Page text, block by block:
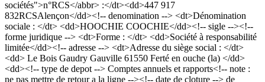
sociétés">n°RCS</abbr> :</dt><dd>447 917
832RCSAlençon</dd><!-- denomination --> <dt>Dénomination
sociale : </dt> <dd>HOOCHIE COOCHIE</dd><!-- sigle --><!--
forme juridique --> <dt>Forme : </dt> <dd>Société à responsabilité
limitée</dd><!-- adresse --> <dt>Adresse du siège social : </dt>
<dd> Le Bois Gaudry Gauville 61550 Ferté en ouche (la) </dd>
<dd><!-- type de depot --> Comptes annuels et rapports<!-- note :
ne pas mettre de retour a la ligne --><!-- date de cloture --> de